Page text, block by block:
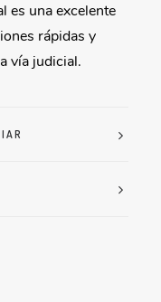
es una excelente
rápidas y
vía judicial.